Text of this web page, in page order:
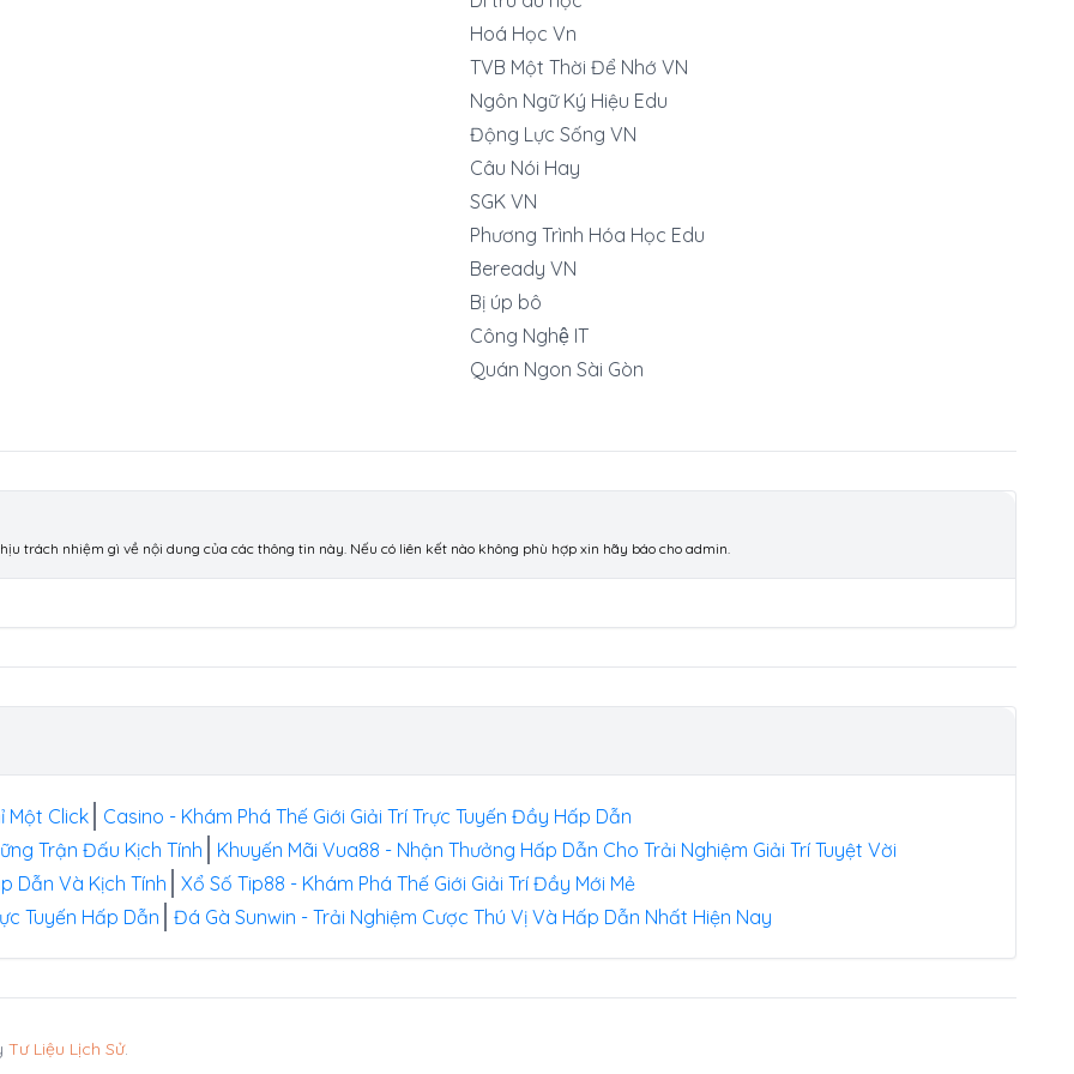
Hoá Học Vn
TVB Một Thời Để Nhớ VN
Ngôn Ngữ Ký Hiệu Edu
Động Lực Sống VN
Câu Nói Hay
SGK VN
Phương Trình Hóa Học Edu
Beready VN
Bị úp bô
Công Nghệ IT
Quán Ngon Sài Gòn
trách nhiệm gì về nội dung của các thông tin này. Nếu có liên kết nào không phù hợp xin hãy báo cho admin.
Một Click
Casino - Khám Phá Thế Giới Giải Trí Trực Tuyến Đầy Hấp Dẫn
Trận Đấu Kịch Tính
Khuyến Mãi Vua88 - Nhận Thưởng Hấp Dẫn Cho Trải Nghiệm Giải Trí Tuyệt Vời
Dẫn Và Kịch Tính
Xổ Số Tip88 - Khám Phá Thế Giới Giải Trí Đầy Mới Mẻ
Tuyến Hấp Dẫn
Đá Gà Sunwin - Trải Nghiệm Cược Thú Vị Và Hấp Dẫn Nhất Hiện Nay
Tư Liệu Lịch Sử.